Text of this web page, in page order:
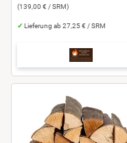
(139,00 € / SRM)
✓ Lieferung ab 27,25 € / SRM
Regensburg
Rüsselsheim
Saarbrücken